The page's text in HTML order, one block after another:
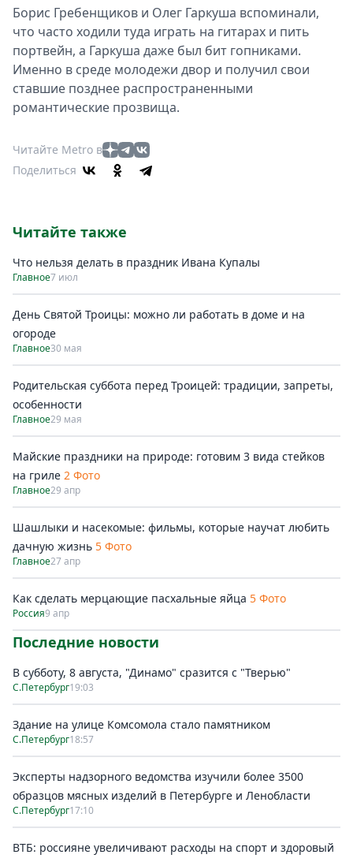
Борис Гребенщиков и Олег Гаркуша вспоминали,
что часто ходили туда играть на гитарах и пить
портвейн, а Гаркуша даже был бит гопниками.
Именно в среде молодежи двор и получил свои
ставшие позднее распространенными
романтические прозвища.
Читайте Metro в
Поделиться
Читайте также
Что нельзя делать в праздник Ивана Купалы
Главное7 июл
День Святой Троицы: можно ли работать в доме и на
огороде
Главное30 мая
Родительская суббота перед Троицей: традиции, запреты,
особенности
Главное29 мая
Майские праздники на природе: готовим 3 вида стейков
на гриле 2 Фото
Главное29 апр
Шашлыки и насекомые: фильмы, которые научат любить
дачную жизнь 5 Фото
Главное27 апр
Как сделать мерцающие пасхальные яйца 5 Фото
Россия9 апр
Последние новости
В субботу, 8 августа, "Динамо" сразится с "Тверью"
С.Петербург19:03
Здание на улице Комсомола стало памятником
С.Петербург18:57
Эксперты надзорного ведомства изучили более 3500
образцов мясных изделий в Петербурге и Ленобласти
С.Петербург17:10
ВТБ: россияне увеличивают расходы на спорт и здоровый